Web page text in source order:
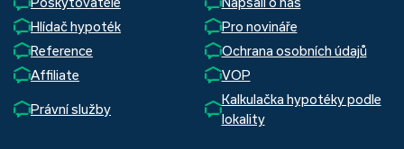
Hlídač hypoték
Pro novináře
Reference
Ochrana osobních údajů
Affiliate
VOP
Právní služby
Kalkulačka hypotéky podle
lokality